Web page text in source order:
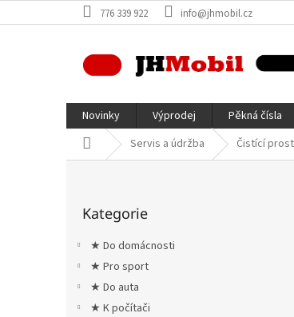
na
776 339 922 info@jhmobil.cz
Novinky Výprodej Pěkná čísla
Domů Servis a údržba Čistící
kategorie
Kategorie
★ Do domácnosti
★ Pro sport
★ Do auta
★ K počítači